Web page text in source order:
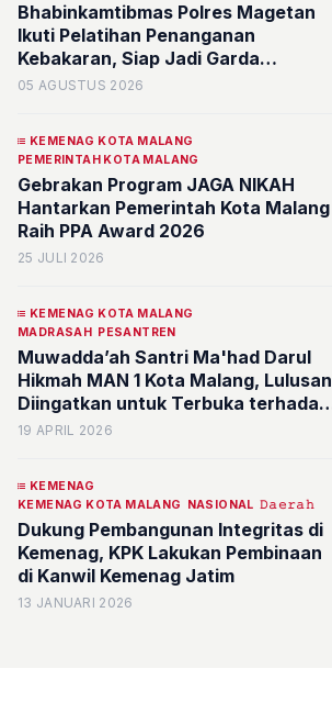
Bhabinkamtibmas Polres Magetan
Ikuti Pelatihan Penanganan
Kebakaran, Siap Jadi Garda
Terdepan di Desa
05 AGUSTUS 2026
KEMENAG KOTA MALANG
PEMERINTAH KOTA MALANG
Gebrakan Program JAGA NIKAH
Hantarkan Pemerintah Kota Malang
Raih PPA Award 2026
25 JULI 2026
KEMENAG KOTA MALANG
MADRASAH PESANTREN
Muwadda’ah Santri Ma'had Darul
Hikmah MAN 1 Kota Malang, Lulusan
Diingatkan untuk Terbuka terhadap
Kritik
19 APRIL 2026
KEMENAG
KEMENAG KOTA MALANG
NASIONAL 𝙳𝚊𝚎𝚛𝚊𝚑
Dukung Pembangunan Integritas di
Kemenag, KPK Lakukan Pembinaan
di Kanwil Kemenag Jatim
13 JANUARI 2026